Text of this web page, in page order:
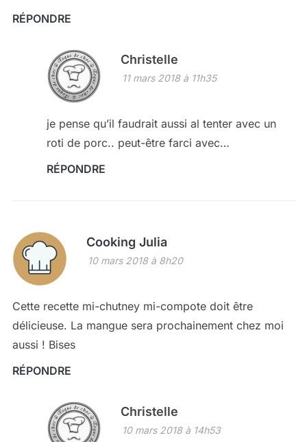
RÉPONDRE
Christelle
11 mars 2018 à 11h35
je pense qu’il faudrait aussi al tenter avec un
roti de porc.. peut-être farci avec…
RÉPONDRE
Cooking Julia
10 mars 2018 à 8h20
Cette recette mi-chutney mi-compote doit être
délicieuse. La mangue sera prochainement chez moi
aussi ! Bises
RÉPONDRE
Christelle
10 mars 2018 à 14h53